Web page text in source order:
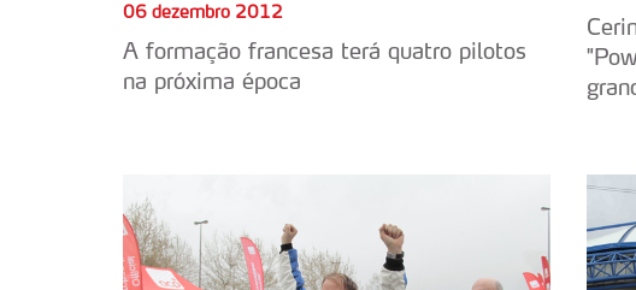
06 dezembro 2012
A formação francesa terá quatro pilotos
na próxima época